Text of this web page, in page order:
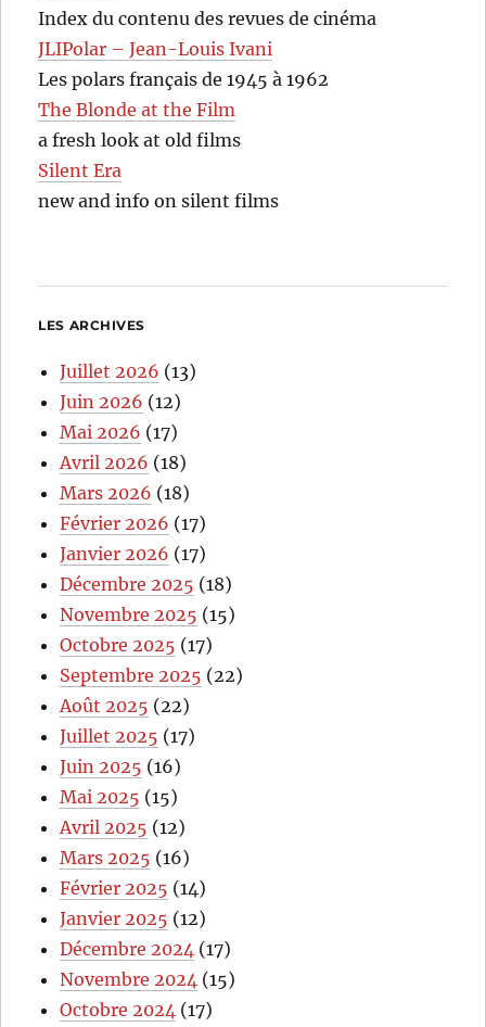
Index du contenu des revues de cinéma
JLIPolar – Jean-Louis Ivani
Les polars français de 1945 à 1962
The Blonde at the Film
a fresh look at old films
Silent Era
new and info on silent films
LES ARCHIVES
Juillet 2026 (13)
Juin 2026 (12)
Mai 2026 (17)
Avril 2026 (18)
Mars 2026 (18)
Février 2026 (17)
Janvier 2026 (17)
Décembre 2025 (18)
Novembre 2025 (15)
Octobre 2025 (17)
Septembre 2025 (22)
Août 2025 (22)
Juillet 2025 (17)
Juin 2025 (16)
Mai 2025 (15)
Avril 2025 (12)
Mars 2025 (16)
Février 2025 (14)
Janvier 2025 (12)
Décembre 2024 (17)
Novembre 2024 (15)
Octobre 2024 (17)